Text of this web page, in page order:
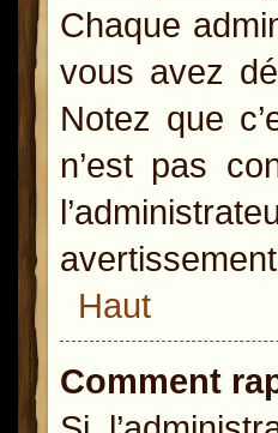
Chaque
vous avez
Notez que
n’est pas
Haut
Comment